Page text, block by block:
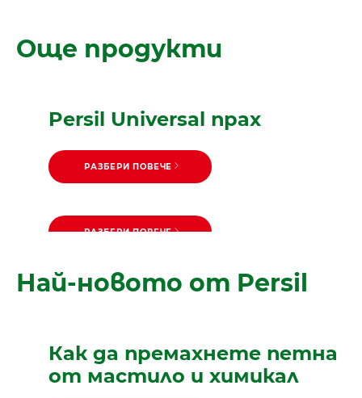
прането
Още продукти
Persil Universal прах
РАЗБЕРИ ПОВЕЧЕ
РАЗБЕРИ ПОВЕЧЕ
Най-новото от Persil
Как да премахнете петна
от мастило и химикал